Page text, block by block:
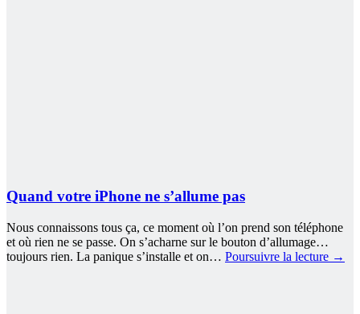
Quand votre iPhone ne s’allume pas
Nous connaissons tous ça, ce moment où l’on prend son téléphone
et où rien ne se passe. On s’acharne sur le bouton d’allumage…
toujours rien. La panique s’installe et on… Poursuivre la lecture →